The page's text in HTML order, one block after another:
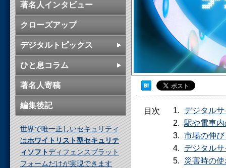
著名人インタビュー
クローズアップ
デジタルトピックス
ひと息コラム
著名人寄稿
編集後記
世界で唯一正しいセキュリティ
はホワイトリスト型セキュリテ
ィソフトディフェンスプラット
フォームだけが実現できます
目次
デジタル
駅や電車
市場の伸
デジタル
災害時の